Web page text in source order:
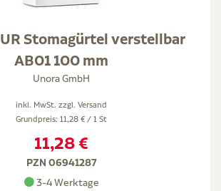
Stomagürtel verstellbar
AB01 100 mm
Unora GmbH
inkl. MwSt. zzgl. Versand
Grundpreis: 11,28 € / 1 St
11,28 €
PZN 06941287
3-4 Werktage